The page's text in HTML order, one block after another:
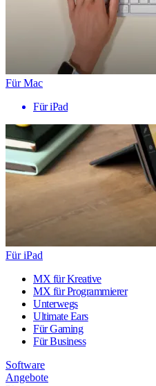
Für Mac
Für iPad
Für iPad
MX für Kreative
MX für Programmierer
Unterwegs
Ultimate Ears
Für Gaming
Für Business
Software
Angebote